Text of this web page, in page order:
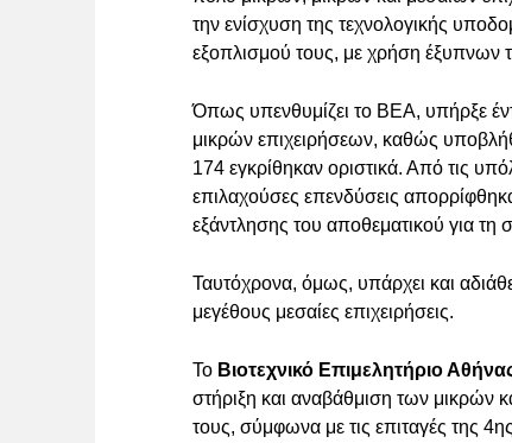
την ενίσχυση της τεχνολογικής
εξοπλισμού τους, με χρήση έξυπνων
Όπως υπενθυμίζει το ΒΕΑ, υπήρξε
μικρών επιχειρήσεων, καθώς
174 εγκρίθηκαν οριστικά. Από τις
επιλαχούσες επενδύσεις
εξάντλησης του αποθεματικού για τη
Ταυτόχρονα, όμως, υπάρχει και
μεγέθους μεσαίες επιχειρήσεις.
Το Βιοτεχνικό Επιμελητήριο
στήριξη και αναβάθμιση των μικρών
τους, σύμφωνα με τις επιταγές της